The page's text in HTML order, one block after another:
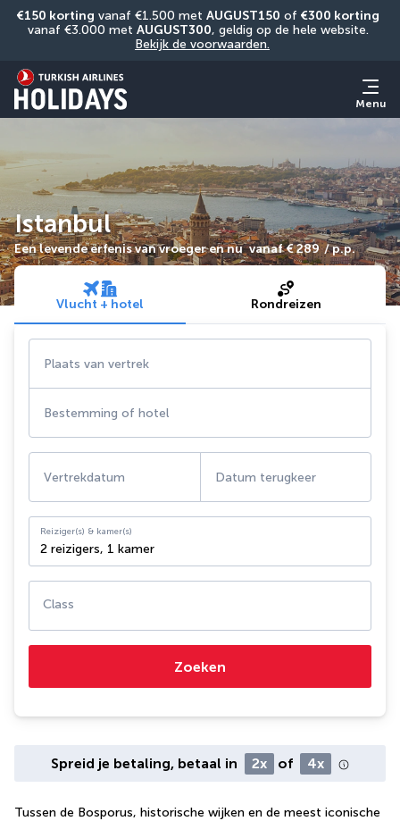
€150 korting vanaf €1.500 met AUGUST150 of €300 korting
vanaf €3.000 met AUGUST300
Bekijk de voorwaarden.
Menu
Istanbul
Een levende erfenis van vroeger en nu vanaf € 289 / p.p.
Vlucht + hotel Rondreizen
Plaats van vertrek
Bestemming of hotel
Vertrekdatum Datum terugkeer
Reiziger(s) & kamer(s)
2 reizigers, 1 kamer
Class
Zoeken
Spreid je betaling, betaal in 2x of 4x
Tussen de Bosporus, historische wijken en de meest iconische